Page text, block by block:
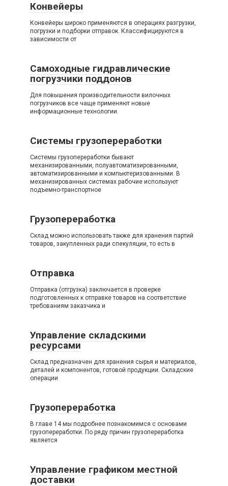
Конвейеры
Конвейеры широко применяются в операциях разгрузки,
погрузки и подборки отправок. Классифицируются в
зависимости от
Самоходные гидравлические
погрузчики поддонов
Для повышения производительности вилочных
погрузчиков все чаще применяют новые
информационные технологии.
Системы грузопереработки
Системы грузопереработки бывают
механизированными, полуавтоматизированными,
автоматизированными и компьютеризованными. В
механизированных системах рабочие используют
подъемно-транспортное
Грузопереработка
Склад можно использовать также для хранения партий
товаров, закупленных ради спекуляции, то есть в
Отправка
Отправка (отгрузка) заключается в проверке
подготовленных к отправке товаров на соответствие
требованиям заказчика и
Управление складскими
ресурсами
Склад предназначен для хранения сырья и материалов,
деталей и компонентов, готовой продукции. Складские
операции
Грузопереработка
В главе 14 мы подробнее познакомимся с основами
грузопереработки. По ряду причин грузопереработка
является
Управление графиком местной
доставки